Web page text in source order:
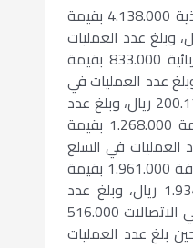
ووفق نشرة البنك المركزي السعودي الأسبوعية لنقاط البيع, بلغ عدد العمليات في الملابس والأحذية 4.138.000 بقيمة
وبلغ عدد العمليات في مواد التشييد والبناء 1.023.000 بقيمة 218.759.000 ريال، وبلغ عدد العمليات
في التعليم 50.000 بقيمة 59.831.000 ريال، وبلغ عدد العمليات في الأجهزة الإلكترونية والكهربائية 833.000 بقيمة
في محطات الوقود 12.687.000 بقيمة 749.258.000 ريال، وبلغ عدد العمليات في
الصحة 7.001.000 بقيمة 613.241.000 ريال، وبلغ عدد العمليات في الأثاث 839.000 بقيمة 200.171.000 ريال، وبلغ عدد
العمليات في الفنادق 739.000 بقيمة 280.707.000 ريال، وبلغ عدد العمليات في المنافع العامة 1.268.000 بقيمة
199.000 بقيمة 193.692.000 ريال، وبلغ عدد العمليات في السلع
والخدمات المتنوعة 16.329.000 بقيمة 1.021.440.000 ريال، وبلغ عدد العمليات في الترفيه والثقافة 1.961.000 بقيمة
270.604.000 ريال، وبلغ عدد العمليات في المطاعم والمقاهي 48.082.000 بقيمة 1.934.591.000 ريال، وبلغ عدد
العمليات في الأطعمة والمشروبات 36.334.000 بقيمة 1.804.883.000 ريال، وبلغ عدد العمليات في الاتصالات 516.000
في النقل 2.176.000 بقيمة 478.322.000 ريال، في حين بلغ عدد العمليات